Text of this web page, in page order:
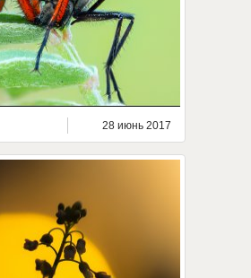
28 июнь 2017